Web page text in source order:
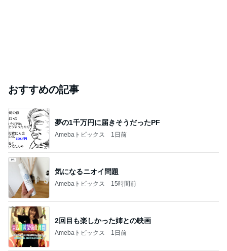
おすすめの記事
夢の1千万円に届きそうだったPF
Amebaトピックス 1日前
気になるニオイ問題
Amebaトピックス 15時間前
2回目も楽しかった姉との映画
Amebaトピックス 1日前